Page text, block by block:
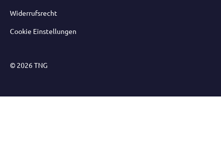
Widerrufsrecht
Cookie Einstellungen
© 2026 TNG